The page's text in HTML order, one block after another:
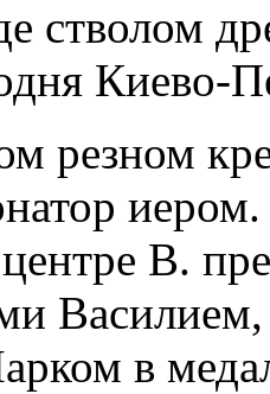
стволом
Киево-
резном
иером.
В.
в